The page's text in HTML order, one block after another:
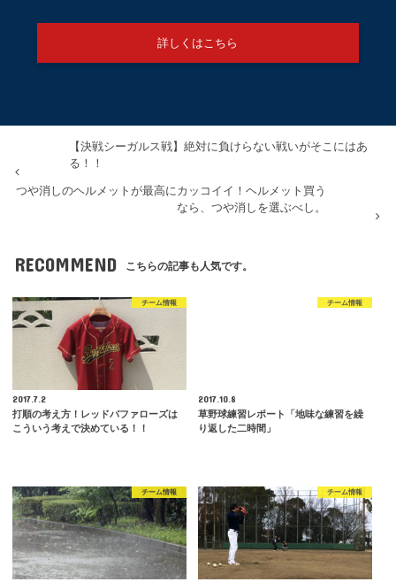
詳しくはこちら
【決戦シーガルス戦】絶対に負けらない戦いがそこにはあ
る！！
つや消しのヘルメットが最高にカッコイイ！ヘルメット買う
なら、つや消しを選ぶべし。
RECOMMEND こちらの記事も人気です。
チーム情報
2017.7.2
打順の考え方！レッドバファローズは
こういう考えで決めている！！
チーム情報
2017.10.8
草野球練習レポート「地味な練習を繰
り返した二時間」
チーム情報 チーム情報